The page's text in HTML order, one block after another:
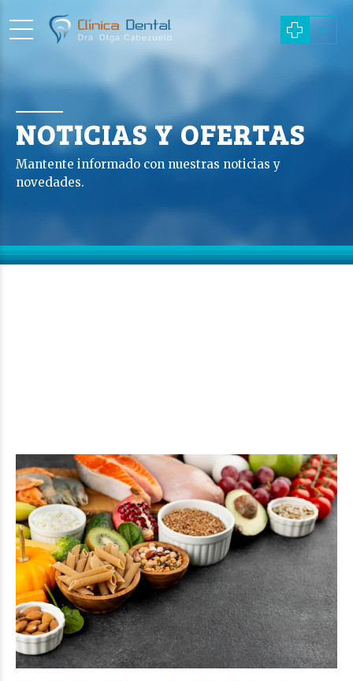
NOTICIAS Y OFERTAS
Mantente informado con nuestras noticias y
novedades.